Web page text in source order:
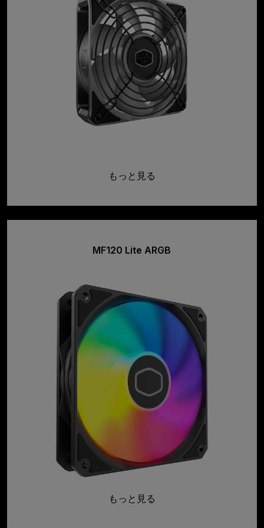
もっと見る
MF120 Lite ARGB
もっと見る